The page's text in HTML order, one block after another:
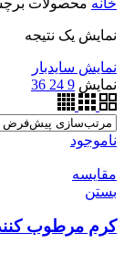
نمایش یک نتیجه
نمایش سایدبار
نمایش 9
24
36
ناموجود
مقایسه
بستن
کرم مرطوب کننده